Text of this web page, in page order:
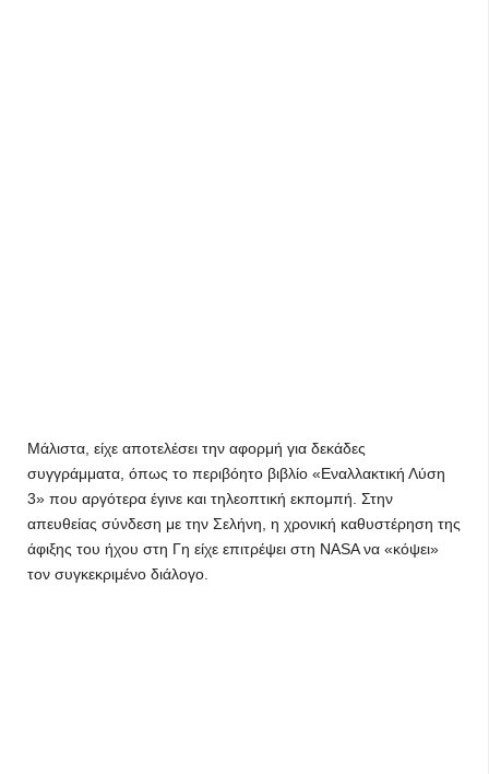
Μάλιστα, είχε αποτελέσει την αφορμή για δεκάδες
συγγράμματα, όπως το περιβόητο βιβλίο «Εναλλακτική Λύση
3» που αργότερα έγινε και τηλεοπτική εκπομπή. Στην
απευθείας σύνδεση με την Σελήνη, η χρονική καθυστέρηση της
άφιξης του ήχου στη Γη είχε επιτρέψει στη NASA να «κόψει»
τον συγκεκριμένο διάλογο.